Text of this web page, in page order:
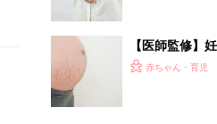
【医師監修】
る？ 正しい予防ケア
赤ちゃん・育児